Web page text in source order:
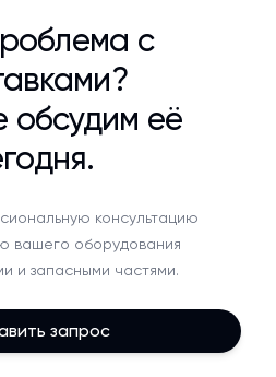
с
обсудим её
консультацию
вашего оборудования
и запасными частями.
запрос